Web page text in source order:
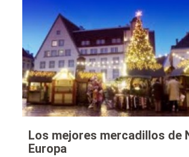
Los mejores mercadillos de
Europa